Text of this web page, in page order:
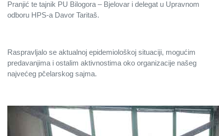
Pranjić te tajnik PU Bilogora – Bjelovar i delegat u Upravnom
odboru HPS-a Davor Taritaš.
Raspravljalo se aktualnoj epidemiološkoj situaciji, mogućim
predavanjima i ostalim aktivnostima oko organizacije našeg
najvećeg pčelarskog sajma.